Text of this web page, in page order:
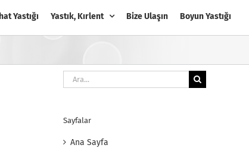
Yastığı Yastık, Kırlent Bize Ulaşın Boyun Yastığı
Ara:
Sayfalar
Ana Sayfa